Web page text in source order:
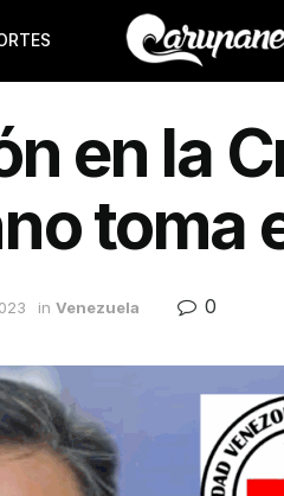
en la
toma
in Venezuela 0